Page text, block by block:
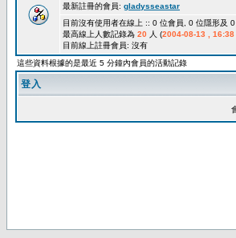
最新註冊的會員: gladysseastar
目前沒有使用者在線上 :: 0 位會員, 0 位隱形及
最高線上人數記錄為 20 人 (2004-08-13 , 16:38
目前線上註冊會員: 沒有
這些資料根據的是最近 5 分鐘內會員的活動記錄
登入